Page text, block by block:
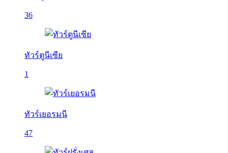
36
ทัวร์ตูนีเซีย
1
ทัวร์เยอรมนี
47